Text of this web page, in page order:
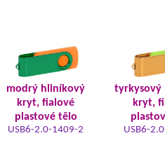
modrý hliníkový
kryt, fialové
plastové tělo
USB6-2.0-1409-2
tyrkysový
kryt,
USB6-